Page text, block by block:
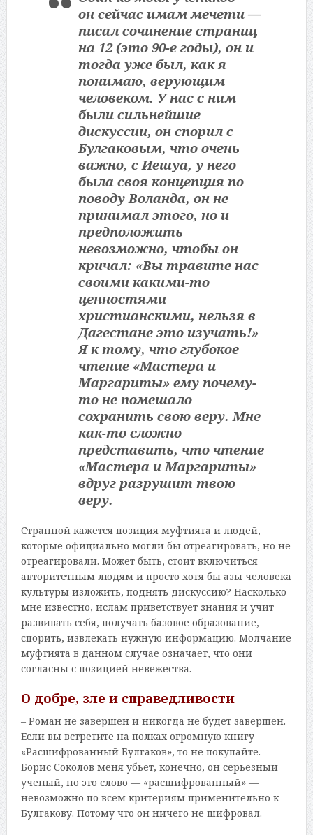
он сейчас имам мечети —
писал сочинение страниц
на 12 (это 90-е годы), он и
тогда уже был, как я
понимаю, верующим
человеком. У нас с ним
были сильнейшие
дискуссии, он спорил с
Булгаковым, что очень
важно, с Иешуа, у него
была своя концепция по
поводу Воланда, он не
принимал этого, но и
предположить
невозможно, чтобы он
кричал: «Вы травите нас
своими какими-то
ценностями
христианскими, нельзя в
Дагестане это изучать!»
Я к тому, что глубокое
чтение «Мастера и
Маргариты» ему почему-
то не помешало
сохранить свою веру. Мне
как-то сложно
представить, что чтение
«Мастера и Маргариты»
вдруг разрушит твою
веру.
Странной кажется позиция муфтията и людей,
которые официально могли бы отреагировать, но не
отреагировали. Может быть, стоит включиться
авторитетным людям и просто хотя бы азы человека
культуры изложить, поднять дискуссию? Насколько
мне известно, ислам приветствует знания и учит
развивать себя, получать базовое образование,
спорить, извлекать нужную информацию. Молчание
муфтията в данном случае означает, что они
согласны с позицией невежества.
О добре, зле и справедливости
– Роман не завершен и никогда не будет завершен.
Если вы встретите на полках огромную книгу
«Расшифрованный Булгаков», то не покупайте.
Борис Соколов меня убьет, конечно, он серьезный
ученый, но это слово — «расшифрованный» —
невозможно по всем критериям применительно к
Булгакову. Потому что он ничего не шифровал.